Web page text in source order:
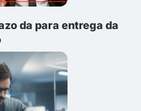
da para entrega da